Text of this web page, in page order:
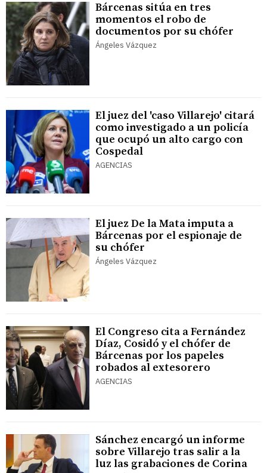
Bárcenas sitúa en tres
momentos el robo de
documentos por su chófer
Ángeles Vázquez
El juez del 'caso Villarejo' citará
como investigado a un policía
que ocupó un alto cargo con
Cospedal
AGENCIAS
El juez De la Mata imputa a
Bárcenas por el espionaje de
su chófer
Ángeles Vázquez
El Congreso cita a Fernández
Díaz, Cosidó y el chófer de
Bárcenas por los papeles
robados al extesorero
AGENCIAS
Sánchez encargó un informe
sobre Villarejo tras salir a la
luz las grabaciones de Corina